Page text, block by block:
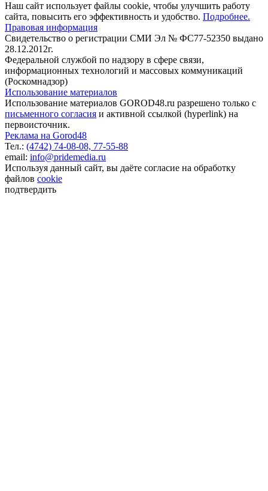
Наш сайт использует файлы cookie, чтобы улучшить работу
сайта, повысить его эффективность и удобство. Подробнее.
Правовая информация
Свидетельство о регистрации СМИ Эл № ФС77-52350 выдано
28.12.2012г.
Федеральной службой по надзору в сфере связи,
информационных технологий и массовых коммуникаций
(Роскомнадзор)
Использование материалов
Использование материалов GOROD48.ru разрешено только с
письменного согласия и активной ссылкой (hyperlink) на
первоисточник.
Реклама на Gorod48
Тел.: (4742) 74-08-08, 77-55-88
email: info@pridemedia.ru
Используя данный сайт, вы даёте согласие на обработку
файлов cookie
подтвердить